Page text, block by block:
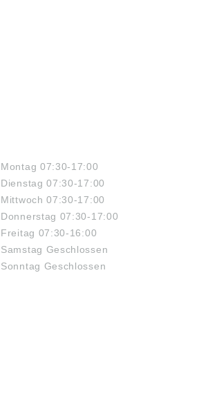
Montag 07:30-17:00
Dienstag 07:30-17:00
Mittwoch 07:30-17:00
Donnerstag 07:30-17:00
Freitag 07:30-16:00
Samstag Geschlossen
Sonntag Geschlossen